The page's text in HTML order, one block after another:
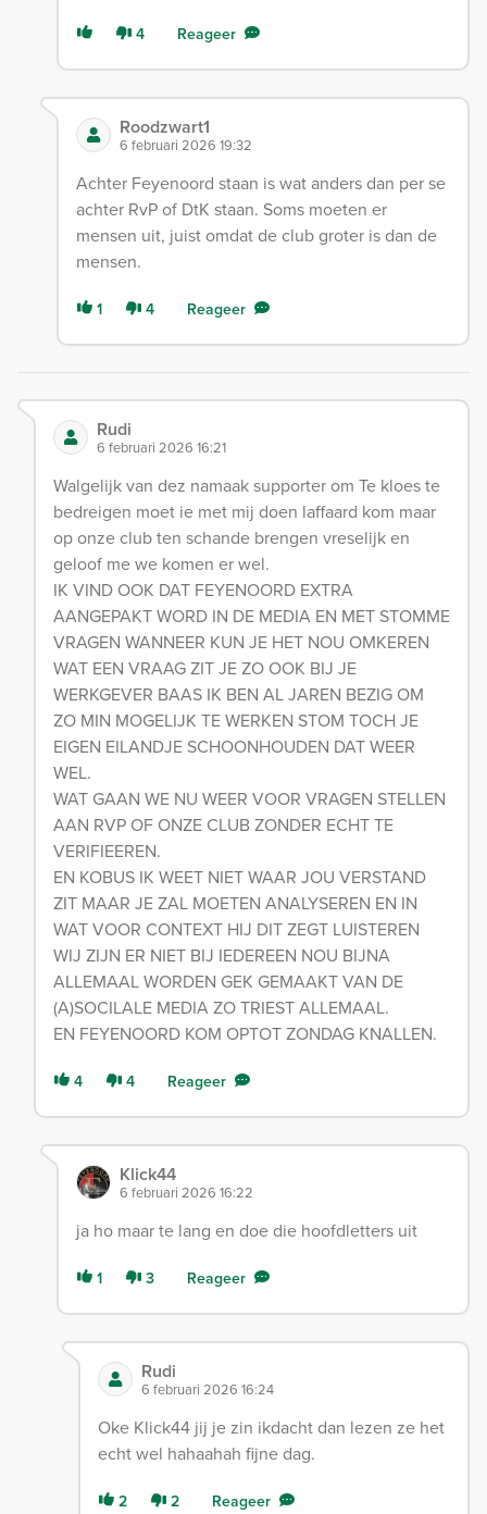
4 Reageer
Roodzwart1
6 februari 2026 19:32
Achter Feyenoord staan is wat anders dan per se
achter RvP of DtK staan. Soms moeten er
mensen uit, juist omdat de club groter is dan de
mensen.
1 4 Reageer
Rudi
6 februari 2026 16:21
Walgelijk van dez namaak supporter om Te kloes te
bedreigen moet ie met mij doen laffaard kom maar
op onze club ten schande brengen vreselijk en
geloof me we komen er wel.
IK VIND OOK DAT FEYENOORD EXTRA
AANGEPAKT WORD IN DE MEDIA EN MET STOMME
VRAGEN WANNEER KUN JE HET NOU OMKEREN
WAT EEN VRAAG ZIT JE ZO OOK BIJ JE
WERKGEVER BAAS IK BEN AL JAREN BEZIG OM
ZO MIN MOGELIJK TE WERKEN STOM TOCH JE
EIGEN EILANDJE SCHOONHOUDEN DAT WEER
WEL.
WAT GAAN WE NU WEER VOOR VRAGEN STELLEN
AAN RVP OF ONZE CLUB ZONDER ECHT TE
VERIFIEEREN.
EN KOBUS IK WEET NIET WAAR JOU VERSTAND
ZIT MAAR JE ZAL MOETEN ANALYSEREN EN IN
WAT VOOR CONTEXT HIJ DIT ZEGT LUISTEREN
WIJ ZIJN ER NIET BIJ IEDEREEN NOU BIJNA
ALLEMAAL WORDEN GEK GEMAAKT VAN DE
(A)SOCILALE MEDIA ZO TRIEST ALLEMAAL.
EN FEYENOORD KOM OPTOT ZONDAG KNALLEN.
4 4 Reageer
Klick44
6 februari 2026 16:22
ja ho maar te lang en doe die hoofdletters uit
1 3 Reageer
Rudi
6 februari 2026 16:24
Oke Klick44 jij je zin ikdacht dan lezen ze het
echt wel hahaahah fijne dag.
2 2 Reageer